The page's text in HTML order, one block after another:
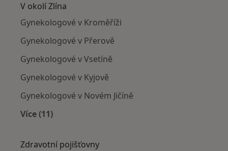
V okolí Zlína
Gynekologové v Kroměříži
Gynekologové v Přerově
Gynekologové v Vsetíně
Gynekologové v Kyjově
Gynekologové v Novém Jičíně
Více (11)
Zdravotní pojišťovny